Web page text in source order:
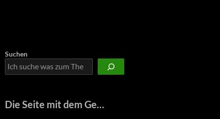
Suchen
Die Seite mit dem Ge…